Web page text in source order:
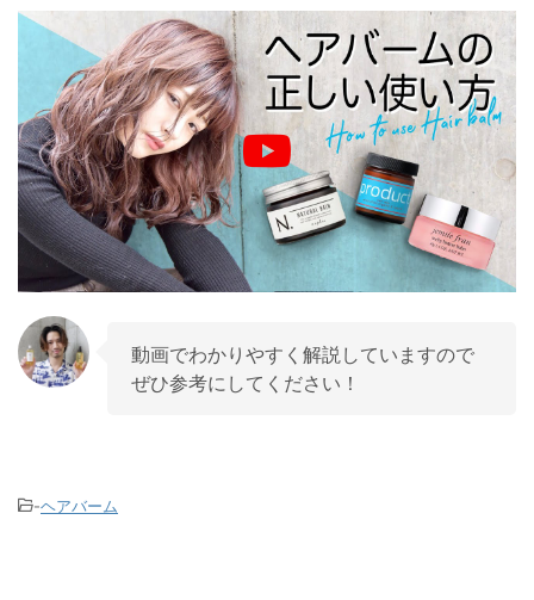
動画でわかりやすく解説していますので
ぜひ参考にしてください！
-ヘアバーム